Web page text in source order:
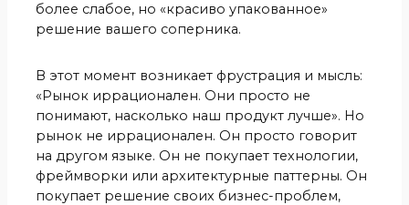
более слабое, но «красиво упакованное»
решение вашего соперника.
В этот момент возникает фрустрация и мысль:
«Рынок иррационален. Они просто не
понимают, насколько наш продукт лучше». Но
рынок не иррационален. Он просто говорит
на другом языке. Он не покупает технологии,
фреймворки или архитектурные паттерны. Он
покупает решение своих бизнес-проблем,